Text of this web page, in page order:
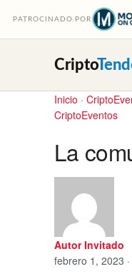
PATROCINADO POR
Cripto
Inicio ·
CriptoEventos
La
Autor Invitado
febrero 1, 2023